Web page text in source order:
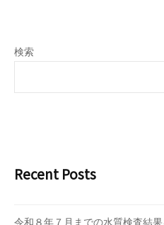
検索
Recent Posts
令和８年７月までの水質検査結果